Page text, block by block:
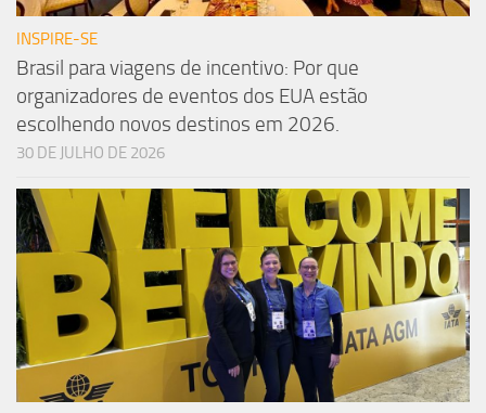
INSPIRE-SE
Brasil para viagens de incentivo: Por que
organizadores de eventos dos EUA estão
escolhendo novos destinos em 2026.
30 DE JULHO DE 2026